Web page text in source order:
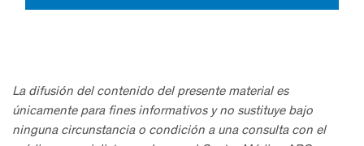
La difusión del contenido del presente material es
únicamente para fines informativos y no sustituye bajo
ninguna circunstancia o condición a una consulta con el